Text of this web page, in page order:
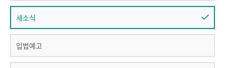
새소식
입법예고